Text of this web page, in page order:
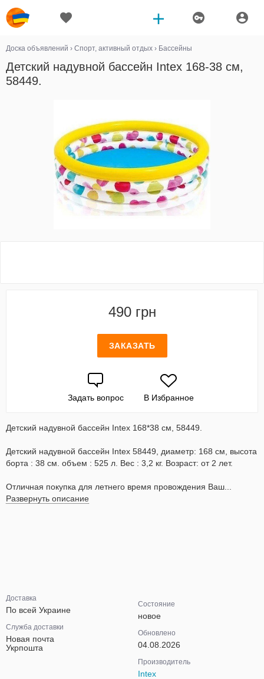
Доска объявлений › Спорт, активный отдых › Бассейны
Детский надувной бассейн Intex 168-38 см,
58449.
490 грн
ЗАКАЗАТЬ
Задать вопрос В Избранное
Детский надувной бассейн Intex 168*38 см, 58449.
Детский надувной бассейн Intex 58449, диаметр: 168 см, высота
борта : 38 см. объем : 525 л. Вес : 3,2 кг. Возраст: от 2 лет.
Отличная покупка для летнего время провождения Ваш...
Развернуть описание
Доставка
По всей Украине
Служба доставки
Новая почта
Укрпошта
Состояние
новое
Обновлено
04.08.2026
Производитель
Intex